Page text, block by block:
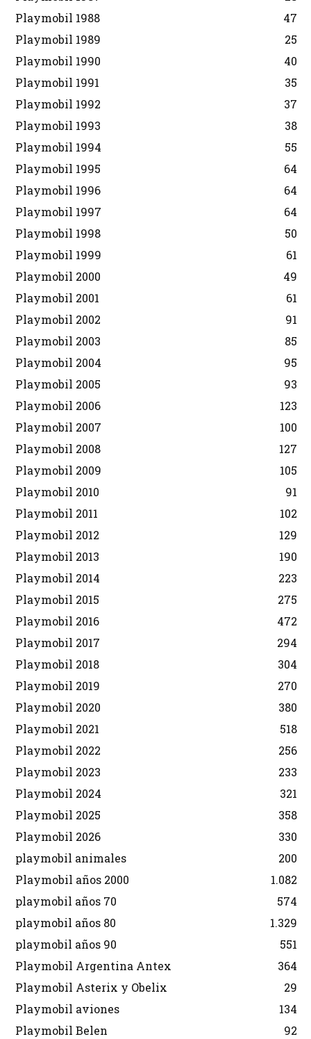
Playmobil 1988
47
Playmobil 1989
25
Playmobil 1990
40
Playmobil 1991
35
Playmobil 1992
37
Playmobil 1993
38
Playmobil 1994
55
Playmobil 1995
64
Playmobil 1996
64
Playmobil 1997
64
Playmobil 1998
50
Playmobil 1999
61
Playmobil 2000
49
Playmobil 2001
61
Playmobil 2002
91
Playmobil 2003
85
Playmobil 2004
95
Playmobil 2005
93
Playmobil 2006
123
Playmobil 2007
100
Playmobil 2008
127
Playmobil 2009
105
Playmobil 2010
91
Playmobil 2011
102
Playmobil 2012
129
Playmobil 2013
190
Playmobil 2014
223
Playmobil 2015
275
Playmobil 2016
472
Playmobil 2017
294
Playmobil 2018
304
Playmobil 2019
270
Playmobil 2020
380
Playmobil 2021
518
Playmobil 2022
256
Playmobil 2023
233
Playmobil 2024
321
Playmobil 2025
358
Playmobil 2026
330
playmobil animales
200
Playmobil años 2000
1.082
playmobil años 70
574
playmobil años 80
1.329
playmobil años 90
551
Playmobil Argentina Antex
364
Playmobil Asterix y Obelix
29
Playmobil aviones
134
Playmobil Belen
92